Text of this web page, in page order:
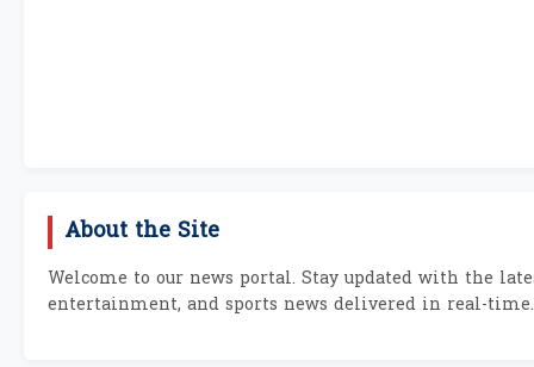
About the Site
Welcome to our news portal. Stay updated with the
entertainment, and sports news delivered in real-time.